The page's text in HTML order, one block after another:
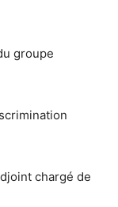
groupe
chargé de